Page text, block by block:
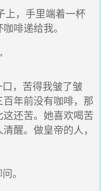
，手里端着一杯
啡递给我。
，苦得我皱了皱
年前没有咖啡，那
还苦。她喜欢喝苦
醒。做皇帝的人，
。